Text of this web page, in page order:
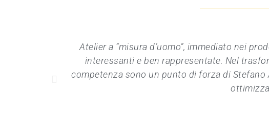
Atelier a “misura d’uomo”, immediato nei
interessanti e ben rappresentate. Nel
competenza sono un punto di forza di